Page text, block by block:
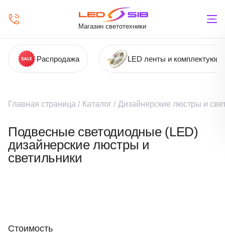
Магазин светотехники
Распродажа LED ленты и
Главная страница / Каталог / Дизайнерские люстры и
Подвесные светодиодные (LED)
дизайнерские люстры и
светильники
Стоимость